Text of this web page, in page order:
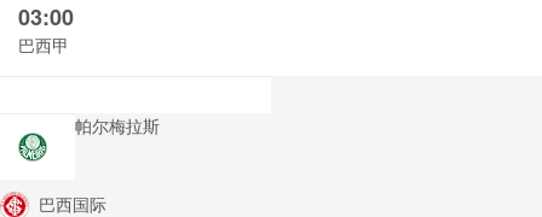
03:00
巴西甲
帕尔梅拉斯
巴西国际